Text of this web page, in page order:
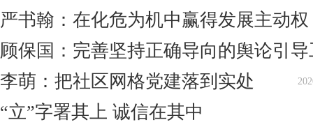
严书翰：在化危为机中赢得发展主动权
顾保国：完善坚持正确导向的舆论引
李萌：把社区网格党建落到实处
“立”字署其上 诚信在其中